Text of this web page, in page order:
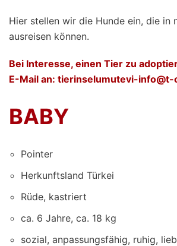
Hier stellen wir die Hunde ein, die in
ausreisen können.
Bei Interesse, einen Tier zu
E-Mail an: tierinselumutevi-info@t-
BABY
Pointer
Herkunftsland Türkei
Rüde, kastriert
ca. 6 Jahre, ca. 18 kg
sozial, anpassungsfähig, ruhig,